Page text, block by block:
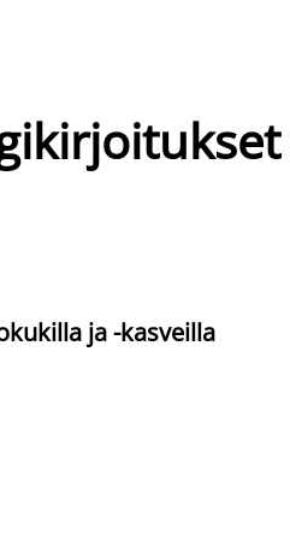
ja -kasveilla